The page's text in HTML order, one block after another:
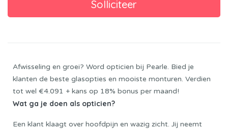
Afwisseling en groei? Word opticien bij Pearle. Bied je
klanten de beste glasopties en mooiste monturen. Verdien
tot wel €4.091 + kans op 18% bonus per maand!
Wat ga je doen als opticien?
Een klant klaagt over hoofdpijn en wazig zicht. Jij neemt